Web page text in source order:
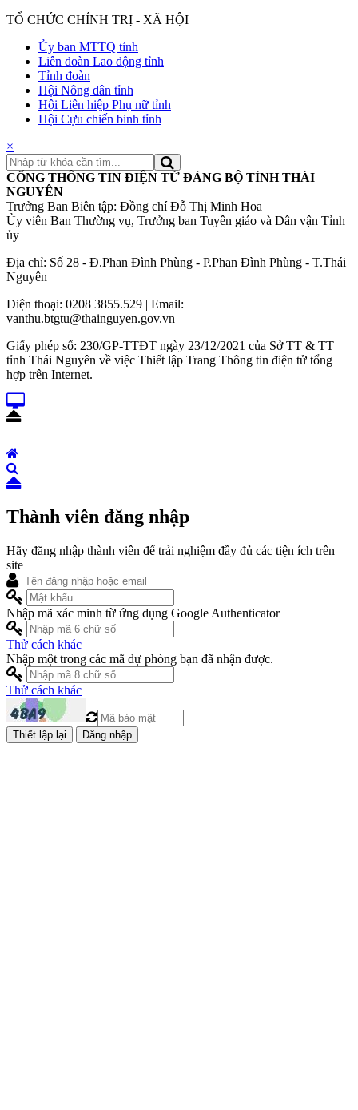
TỔ CHỨC CHÍNH TRỊ - XÃ HỘI
Ủy ban MTTQ tỉnh
Liên đoàn Lao động tỉnh
Tỉnh đoàn
Hội Nông dân tỉnh
Hội Liên hiệp Phụ nữ tỉnh
Hội Cựu chiến binh tỉnh
×
CỔNG THÔNG TIN ĐIỆN TỬ ĐẢNG BỘ TỈNH THÁI
NGUYÊN
Trưởng Ban Biên tập: Đồng chí Đỗ Thị Minh Hoa
Ủy viên Ban Thường vụ, Trưởng ban Tuyên giáo và Dân vận Tỉnh
ủy
Địa chỉ: Số 28 - Đ.Phan Đình Phùng - P.Phan Đình Phùng - T.Thái
Nguyên
Điện thoại: 0208 3855.529 | Email:
vanthu.btgtu@thainguyen.gov.vn
Giấy phép số: 230/GP-TTĐT ngày 23/12/2021 của Sở TT & TT
tỉnh Thái Nguyên về việc Thiết lập Trang Thông tin điện tử tổng
hợp trên Internet.
Thành viên đăng nhập
Hãy đăng nhập thành viên để trải nghiệm đầy đủ các tiện ích trên
site
Nhập mã xác minh từ ứng dụng Google Authenticator
Thử cách khác
Nhập một trong các mã dự phòng bạn đã nhận được.
Thử cách khác
Đăng nhập